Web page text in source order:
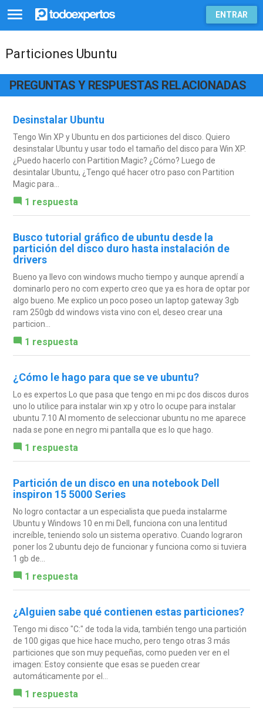
ENTRAR
Particiones Ubuntu
PREGUNTAS Y RESPUESTAS RELACIONADAS
Desinstalar Ubuntu
Tengo Win XP y Ubuntu en dos particiones del disco. Quiero
desinstalar Ubuntu y usar todo el tamaño del disco para Win XP.
¿Puedo hacerlo con Partition Magic? ¿Cómo? Luego de
desintalar Ubuntu, ¿Tengo qué hacer otro paso con Partition
Magic para...
1 respuesta
Busco tutorial gráfico de ubuntu desde la
partición del disco duro hasta instalación de
drivers
Bueno ya llevo con windows mucho tiempo y aunque aprendí a
dominarlo pero no com experto creo que ya es hora de optar por
algo bueno. Me explico un poco poseo un laptop gateway 3gb
ram 250gb dd windows vista vino con el, deseo crear una
particion...
1 respuesta
¿Cómo le hago para que se ve ubuntu?
Lo es expertos Lo que pasa que tengo en mi pc dos discos duros
uno lo utilice para instalar win xp y otro lo ocupe para instalar
ubuntu 7.10 Al momento de seleccionar ubuntu no me aparece
nada se pone en negro mi pantalla que es lo que hago.
1 respuesta
Partición de un disco en una notebook Dell
inspiron 15 5000 Series
No logro contactar a un especialista que pueda instalarme
Ubuntu y Windows 10 en mi Dell, funciona con una lentitud
increíble, teniendo solo un sistema operativo. Cuando lograron
poner los 2 ubuntu dejo de funcionar y funciona como si tuviera
1 gb de...
1 respuesta
¿Alguien sabe qué contienen estas particiones?
Tengo mi disco "C:" de toda la vida, también tengo una partición
de 100 gigas que hice hace mucho, pero tengo otras 3 más
particiones que son muy pequeñas, como pueden ver en el
imagen: Estoy consiente que esas se pueden crear
automáticamente por el...
1 respuesta